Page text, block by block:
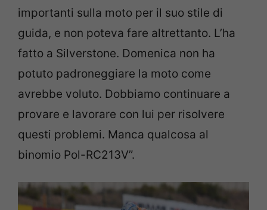
importanti sulla moto per il suo stile di
guida, e non poteva fare altrettanto. L’ha
fatto a Silverstone. Domenica non ha
potuto padroneggiare la moto come
avrebbe voluto. Dobbiamo continuare a
provare e lavorare con lui per risolvere
questi problemi. Manca qualcosa al
binomio Pol-RC213V”.